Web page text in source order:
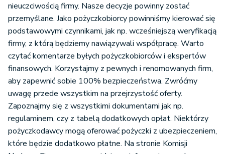
nieuczciwością firmy. Nasze decyzje powinny zostać
przemyślane. Jako pożyczkobiorcy powinniśmy kierować się
podstawowymi czynnikami, jak np. wcześniejszą weryfikacją
firmy, z którą będziemy nawiązywali współpracę. Warto
czytać komentarze byłych pożyczkobiorców i ekspertów
finansowych. Korzystajmy z pewnych i renomowanych firm,
aby zapewnić sobie 100% bezpieczeństwa. Zwróćmy
uwagę przede wszystkim na przejrzystość oferty.
Zapoznajmy się z wszystkimi dokumentami jak np.
regulaminem, czy z tabelą dodatkowych opłat. Niektórzy
pożyczkodawcy mogą oferować pożyczki z ubezpieczeniem,
które będzie dodatkowo płatne. Na stronie Komisji